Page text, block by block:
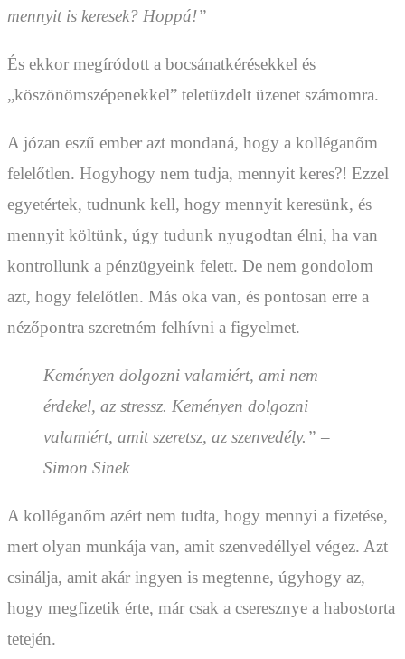
mennyit is keresek? Hoppá!”
És ekkor megíródott a bocsánatkérésekkel és
„köszönömszépenekkel” teletüzdelt üzenet számomra.
A józan eszű ember azt mondaná, hogy a kolléganőm
felelőtlen. Hogyhogy nem tudja, mennyit keres?! Ezzel
egyetértek, tudnunk kell, hogy mennyit keresünk, és
mennyit költünk, úgy tudunk nyugodtan élni, ha van
kontrollunk a pénzügyeink felett. De nem gondolom
azt, hogy felelőtlen. Más oka van, és pontosan erre a
nézőpontra szeretném felhívni a figyelmet.
Keményen dolgozni valamiért, ami nem
érdekel, az stressz. Keményen dolgozni
valamiért, amit szeretsz, az szenvedély.” –
Simon Sinek
A kolléganőm azért nem tudta, hogy mennyi a fizetése,
mert olyan munkája van, amit szenvedéllyel végez. Azt
csinálja, amit akár ingyen is megtenne, úgyhogy az,
hogy megfizetik érte, már csak a cseresznye a habostorta
tetején.